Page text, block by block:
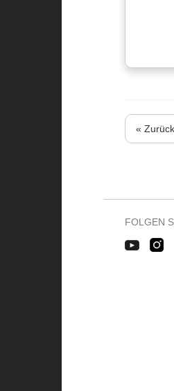
« Zurück
FOLGEN